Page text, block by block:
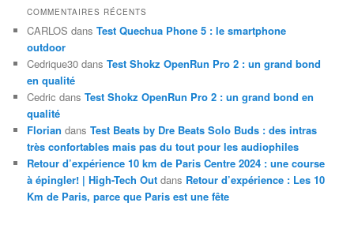
COMMENTAIRES RÉCENTS
CARLOS dansTest Quechua Phone 5 : le smartphone
outdoor
Cedrique30 dansTest Shokz OpenRun Pro 2 : un grand bond
en qualité
Cedric dansTest Shokz OpenRun Pro 2 : un grand bond en
qualité
Florian dansTest Beats by Dre Beats Solo Buds : des intras
très confortables mais pas du tout pour les audiophiles
Retour d’expérience 10 km de Paris Centre 2024 : une course
à épingler! | High-Tech Out dans Retour d’expérience : Les 10
Km de Paris, parce que Paris est une fête